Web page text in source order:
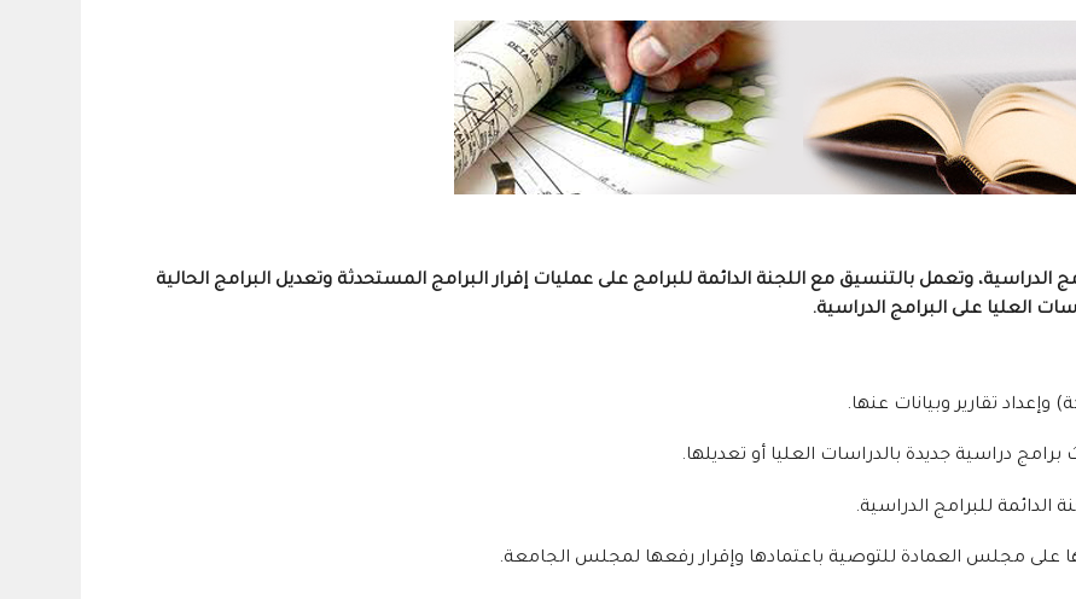
وتعمل بالتنسيق مع اللجنة الدائمة للبرامج على عمليات إقرار البرامج المستحدثة وتعديل البرامج الحالية
العليا على البرامج الدراسية.
وإعداد تقارير وبيانات عنها.
دراسية جديدة بالدراسات العليا أو تعديلها.
الدائمة للبرامج الدراسية.
على مجلس العمادة للتوصية باعتمادها وإقرار رفعها لمجلس الجامعة.